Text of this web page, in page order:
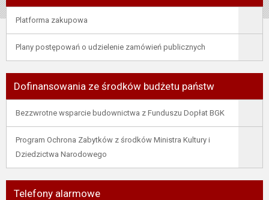
Platforma zakupowa
Plany postępowań o udzielenie zamówień publicznych
Dofinansowania ze środków budżetu państw
Bezzwrotne wsparcie budownictwa z Funduszu Dopłat BGK
Program Ochrona Zabytków z środków Ministra Kultury i
Dziedzictwa Narodowego
Telefony alarmowe